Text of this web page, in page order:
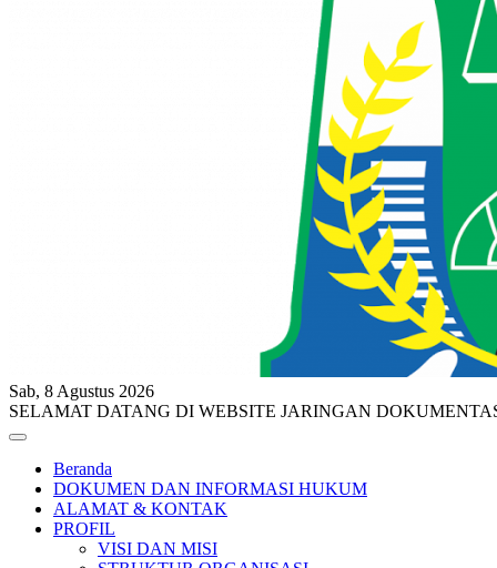
Sab, 8 Agustus 2026
SELAMAT DATANG DI WEBSITE JARINGAN
Beranda
DOKUMEN DAN INFORMASI HUKUM
ALAMAT & KONTAK
PROFIL
VISI DAN MISI